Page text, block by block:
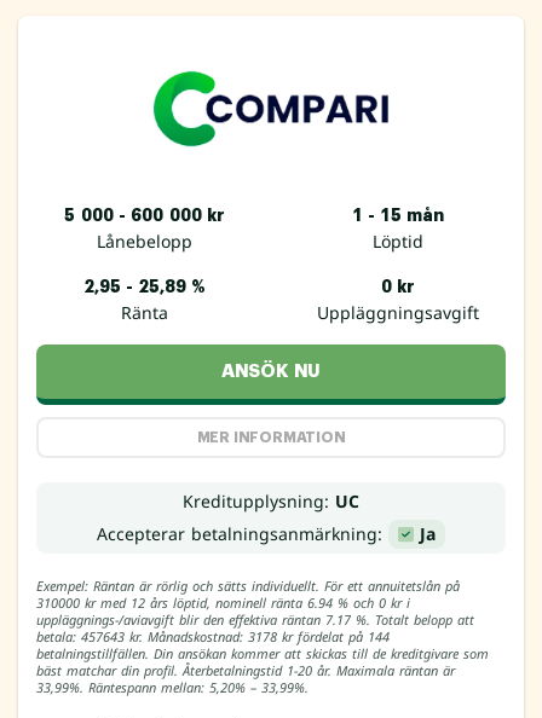
5 000 - 600 000 kr
Lånebelopp
1 - 15 mån
Löptid
2,95 - 25,89 %
Ränta
0 kr
Uppläggningsavgift
ANSÖK NU
MER INFORMATION
Kreditupplysning: UC
Accepterar betalningsanmärkning:
Ja
Exempel: Räntan är rörlig och sätts individuellt. För ett annuitetslån på
310000 kr med 12 års löptid, nominell ränta 6.94 % och 0 kr i
uppläggnings-/aviavgift blir den effektiva räntan 7.17 %. Totalt belopp att
betala: 457643 kr. Månadskostnad: 3178 kr fördelat på 144
betalningstillfällen. Din ansökan kommer att skickas till de kreditgivare som
bäst matchar din profil. Återbetalningstid 1-20 år. Maximala räntan är
33,99%. Räntespann mellan: 5,20% – 33,99%.